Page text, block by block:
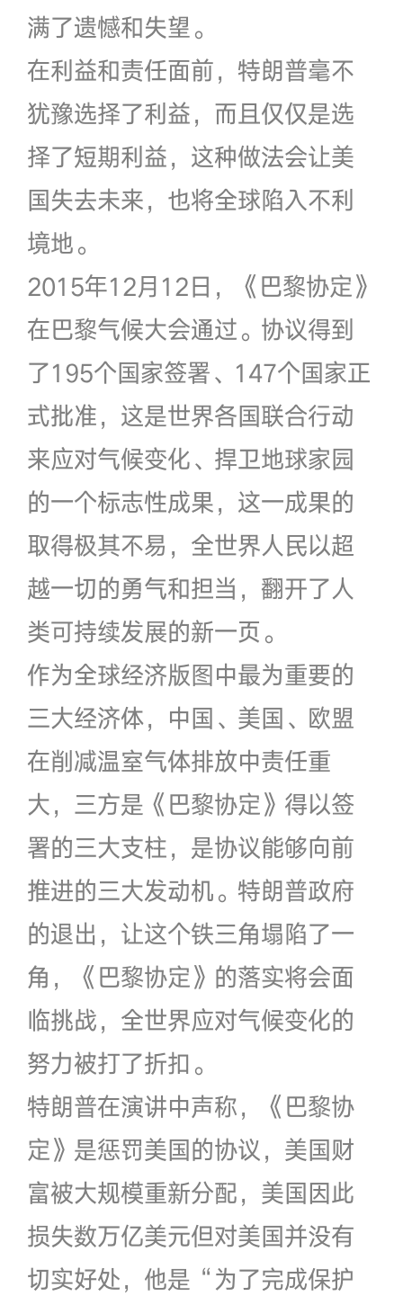
满了遗憾和失望。
在利益和责任面前，特朗普毫不
犹豫选择了利益，而且仅仅是选
择了短期利益，这种做法会让美
国失去未来，也将全球陷入不利
境地。
2015年12月12日，《巴黎协定》
在巴黎气候大会通过。协议得到
了195个国家签署、147个国家正
式批准，这是世界各国联合行动
来应对气候变化、捍卫地球家园
的一个标志性成果，这一成果的
取得极其不易，全世界人民以超
越一切的勇气和担当，翻开了人
类可持续发展的新一页。
作为全球经济版图中最为重要的
三大经济体，中国、美国、欧盟
在削减温室气体排放中责任重
大，三方是《巴黎协定》得以签
署的三大支柱，是协议能够向前
推进的三大发动机。特朗普政府
的退出，让这个铁三角塌陷了一
角，《巴黎协定》的落实将会面
临挑战，全世界应对气候变化的
努力被打了折扣。
特朗普在演讲中声称，《巴黎协
定》是惩罚美国的协议，美国财
富被大规模重新分配，美国因此
损失数万亿美元但对美国并没有
切实好处，他是“为了完成保护